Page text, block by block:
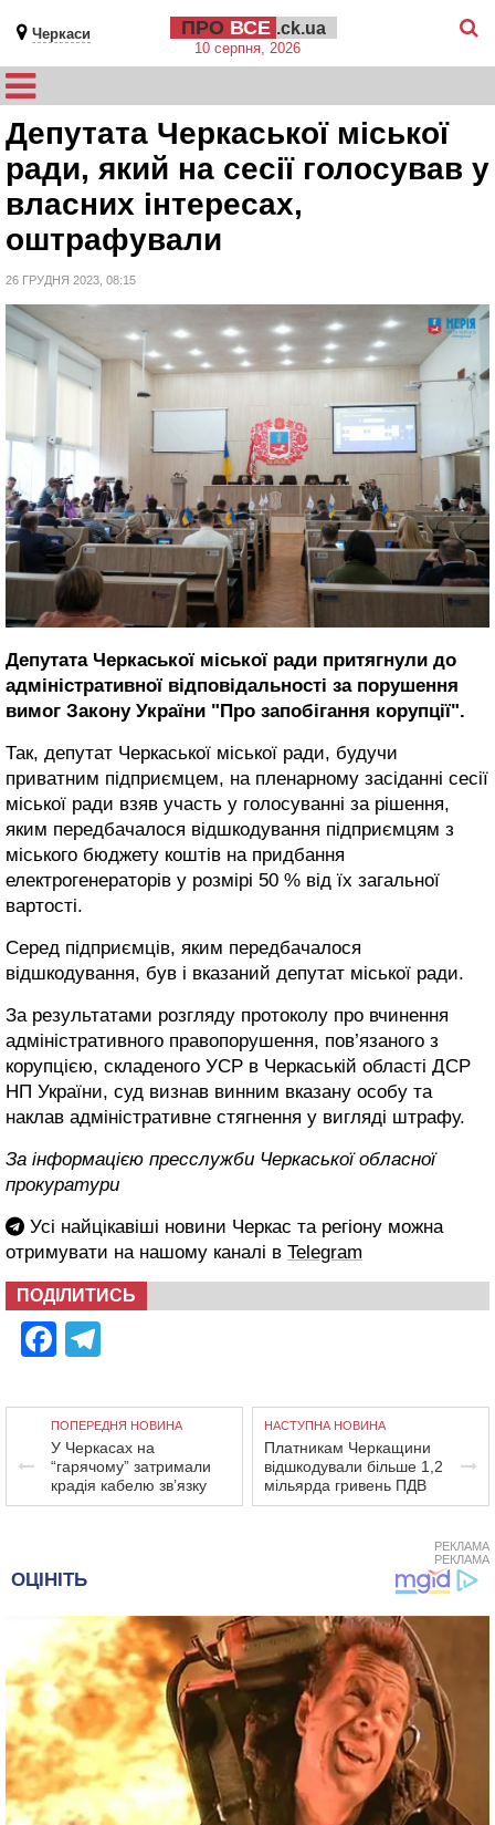
Черкаси ПРО ВСЕ .ck.ua
10 серпня, 2026
Депутата Черкаської міської
ради, який на сесії голосував у
власних інтересах,
оштрафували
26 ГРУДНЯ 2023, 08:15
Депутата Черкаської міської ради притягнули до
адміністративної відповідальності за порушення
вимог Закону України "Про запобігання корупції".
Так, депутат Черкаської міської ради, будучи
приватним підприємцем, на пленарному засіданні сесії
міської ради взяв участь у голосуванні за рішення,
яким передбачалося відшкодування підприємцям з
міського бюджету коштів на придбання
електрогенераторів у розмірі 50 % від їх загальної
вартості.
Серед підприємців, яким передбачалося
відшкодування, був і вказаний депутат міської ради.
За результатами розгляду протоколу про вчинення
адміністративного правопорушення, пов’язаного з
корупцією, складеного УСР в Черкаській області ДСР
НП України, суд визнав винним вказану особу та
наклав адміністративне стягнення у вигляді штрафу.
За інформацією пресслужби Черкаської обласної
прокуратури
Усі найцікавіші новини Черкас та регіону можна
отримувати на нашому каналі в Telegram
ПОДІЛИТИСЬ
Facebook
ПОПЕРЕДНЯ НОВИНА
У Черкасах на
“гарячому” затримали
крадія кабелю зв’язку
НАСТУПНА НОВИНА
Платникам Черкащини
відшкодували більше 1,2
мільярда гривень ПДВ
РЕКЛАМА
РЕКЛАМА